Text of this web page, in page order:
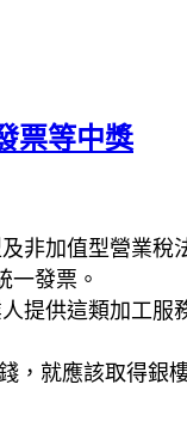
票等中獎
非加值型營業
一發票。
提供這類加工
就應該取得銀